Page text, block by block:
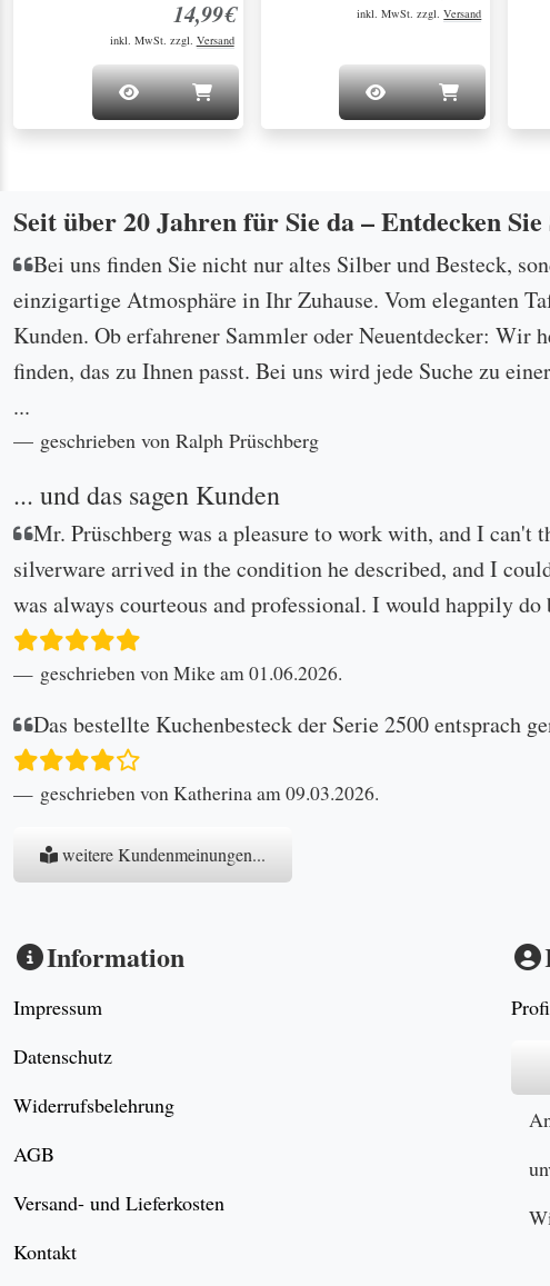
14,99€
inkl. MwSt. zzgl. Versand
inkl. MwSt. zzgl.Versand
Seit über 20 Jahren für Sie da – Entdecken
Bei uns finden Sie nicht nur altes Silber und Besteck,
einzigartige Atmosphäre in Ihr Zuhause. Vom eleganten
Kunden. Ob erfahrener Sammler oder Neuentdecker: Wir
finden, das zu Ihnen passt. Bei uns wird jede Suche zu
...
geschrieben von Ralph Prüschberg
... und das sagen Kunden
Mr. Prüschberg was a pleasure to work with, and I
silverware arrived in the condition he described, and I
was always courteous and professional. I would happily
geschrieben von Mike am 01.06.2026.
Das bestellte Kuchenbesteck der Serie 2500 entsprach
geschrieben von Katherina am 09.03.2026.
weitere Kundenmeinungen...
Information
Impressum
Datenschutz
Widerrufsbelehrung
AGB
Versand- und Lieferkosten
Kontakt